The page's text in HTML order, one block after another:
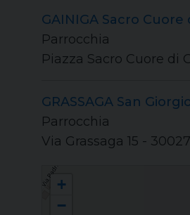
GAINIGA Sacro Cuore
Parrocchia
Piazza Sacro Cuore di
GRASSAGA San
Parrocchia
Via Grassaga 15 -
Unità Pastorale "Ceggia"
+
−